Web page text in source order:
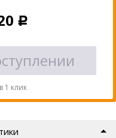
Р
1 клик